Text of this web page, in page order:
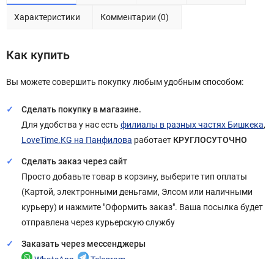
Характеристики Комментарии (0)
Как купить
Вы можете совершить покупку любым удобным способом:
Сделать покупку в магазине.
Для удобства у нас есть филиалы в разных частях Бишкека,
LoveTime.KG на Панфилова работает КРУГЛОСУТОЧНО
Сделать заказ через сайт
Просто добавьте товар в корзину, выберите тип оплаты
(Картой, электронными деньгами, Элсом или наличными
курьеру) и нажмите "Оформить заказ". Ваша посылка будет
отправлена через курьерскую службу
Заказать через мессенджеры